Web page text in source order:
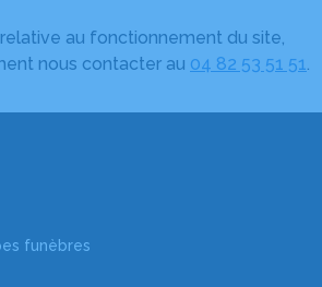
au fonctionnement du site,
nous contacter au 04 82 53 51 51.
funèbres